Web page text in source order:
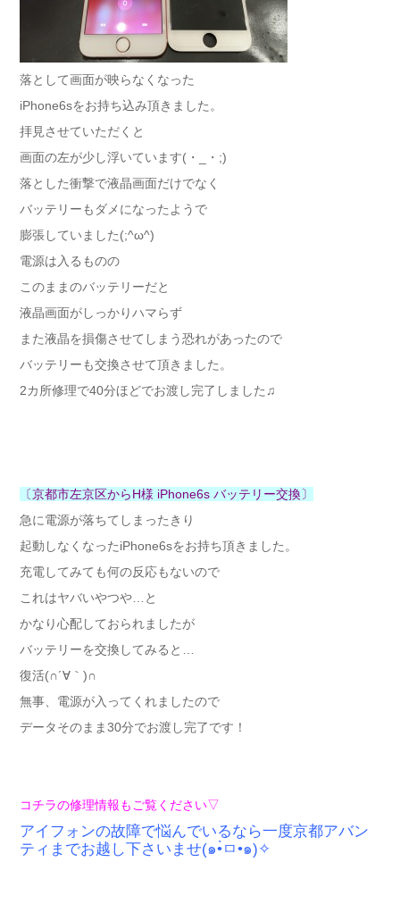
落として画面が映らなくなった
iPhone6sをお持ち込み頂きました。
拝見させていただくと
画面の左が少し浮いています(・_・;)
落とした衝撃で液晶画面だけでなく
バッテリーもダメになったようで
膨張していました(;^ω^)
電源は入るものの
このままのバッテリーだと
液晶画面がしっかりハマらず
また液晶を損傷させてしまう恐れがあったので
バッテリーも交換させて頂きました。
2カ所修理で40分ほどでお渡し完了しました♫
〔京都市左京区からH様 iPhone6s バッテリー交換〕
急に電源が落ちてしまったきり
起動しなくなったiPhone6sをお持ち頂きました。
充電してみても何の反応もないので
これはヤバいやつや…と
かなり心配しておられましたが
バッテリーを交換してみると…
復活(∩´∀｀)∩
無事、電源が入ってくれましたので
データそのまま30分でお渡し完了です！
コチラの修理情報もご覧ください▽
アイフォンの故障で悩んでいるなら一度京都アバン
ティまでお越し下さいませ(๑•̀ㅁ•๑)✧